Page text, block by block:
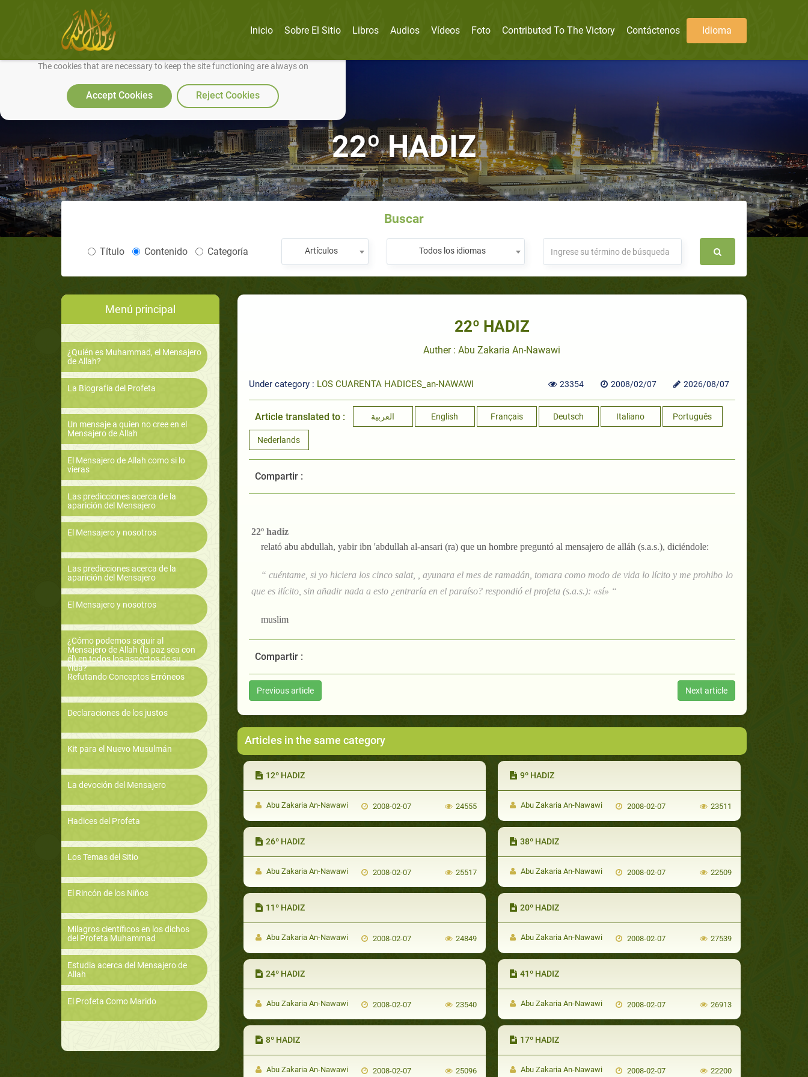
We use cookies to make our site work well for you and so we can continually improve it.
The cookies that are necessary to keep the site functioning are always on
Accept Cookies Reject Cookies
Inicio Sobre El Sitio Libros Audios Vídeos Foto Contributed To The Victory Contáctenos Idioma
22º HADIZ
Buscar
Título Contenido Categoría Artículos Todos los idiomas
Menú principal
¿Quién es Muhammad, el Mensajero
de Allah?
La Biografía del Profeta
Un mensaje a quien no cree en el
Mensajero de Allah
El Mensajero de Allah como si lo
vieras
Las predicciones acerca de la
aparición del Mensajero
El Mensajero y nosotros
Las predicciones acerca de la
aparición del Mensajero
El Mensajero y nosotros
¿Cómo podemos seguir al
Mensajero de Allah (la paz sea con
él) en todos los aspectos de su
vida?
Refutando Conceptos Erróneos
Declaraciones de los justos
Kit para el Nuevo Musulmán
La devoción del Mensajero
Hadices del Profeta
Los Temas del Sitio
El Rincón de los Niños
Milagros científicos en los dichos
del Profeta Muhammad
Estudia acerca del Mensajero de
Allah
El Profeta Como Marido
22º HADIZ
Auther : Abu Zakaria An-Nawawi
Under category : LOS CUARENTA HADICES_an-NAWAWI 23354 2008/02/07 2026/08/07
Article translated to : العربية English Français Deutsch Italiano Português
Nederlands
Compartir :
22º hadiz
relató abu abdullah, yabir ibn 'abdullah al-ansari (ra) que un hombre preguntó al mensajero de alláh (s.a.s.), diciéndole:
“ cuéntame, si yo hiciera los cinco salat, , ayunara el mes de ramadán, tomara como modo de vida lo lícito y me prohibo lo
que es ilícito, sin añadir nada a esto ¿entraría en el paraíso? respondió el profeta (s.a.s.): «sí» “
muslim
Compartir :
Previous article Next article
Articles in the same category
12º HADIZ
Abu Zakaria An-Nawawi 2008-02-07 24555
9º HADIZ
Abu Zakaria An-Nawawi 2008-02-07 23511
26º HADIZ
Abu Zakaria An-Nawawi 2008-02-07 25517
38º HADIZ
Abu Zakaria An-Nawawi 2008-02-07 22509
11º HADIZ
Abu Zakaria An-Nawawi 2008-02-07 24849
20º HADIZ
Abu Zakaria An-Nawawi 2008-02-07 27539
24º HADIZ
Abu Zakaria An-Nawawi 2008-02-07 23540
41º HADIZ
Abu Zakaria An-Nawawi 2008-02-07 26913
8º HADIZ
Abu Zakaria An-Nawawi 2008-02-07 25096
17º HADIZ
Abu Zakaria An-Nawawi 2008-02-07 22200